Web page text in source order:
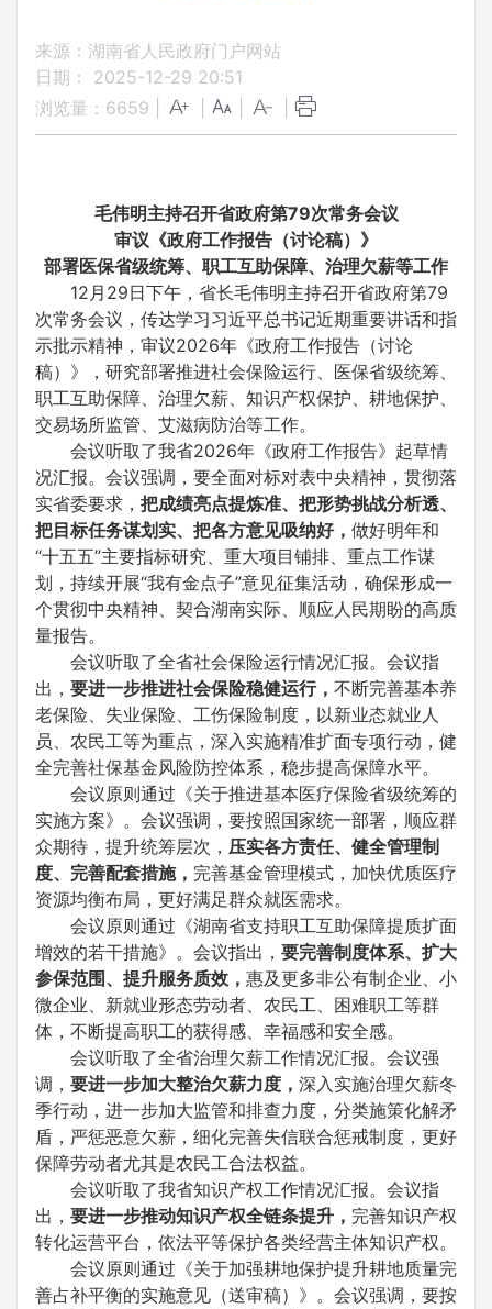
来源：湖南省人民政府门户网站
日期： 2025-12-29 20:51
浏览量： 6659
毛伟明主持召开省政府第79次常务会议
审议《政府工作报告（讨论稿）》
部署医保省级统筹、职工互助保障、治理欠薪等工作
12月29日下午，省长毛伟明主持召开省政府第79
次常务会议，传达学习习近平总书记近期重要讲话和指
示批示精神，审议2026年《政府工作报告（讨论
稿）》，研究部署推进社会保险运行、医保省级统筹、
职工互助保障、治理欠薪、知识产权保护、耕地保护、
交易场所监管、艾滋病防治等工作。
会议听取了我省2026年《政府工作报告》起草情
况汇报。会议强调，要全面对标对表中央精神，贯彻落
实省委要求， 把成绩亮点提炼准、把形势挑战分析透、
把目标任务谋划实、把各方意见吸纳好， 做好明年和
“十五五”主要指标研究、重大项目铺排、重点工作谋
划，持续开展“我有金点子”意见征集活动，确保形成一
个贯彻中央精神、契合湖南实际、顺应人民期盼的高质
量报告。
会议听取了全省社会保险运行情况汇报。会议指
出， 要进一步推进社会保险稳健运行， 不断完善基本养
老保险、失业保险、工伤保险制度，以新业态就业人
员、农民工等为重点，深入实施精准扩面专项行动，健
全完善社保基金风险防控体系，稳步提高保障水平。
会议原则通过《关于推进基本医疗保险省级统筹的
实施方案》。会议强调，要按照国家统一部署，顺应群
众期待，提升统筹层次， 压实各方责任、健全管理制
度、完善配套措施， 完善基金管理模式，加快优质医疗
资源均衡布局，更好满足群众就医需求。
会议原则通过《湖南省支持职工互助保障提质扩面
增效的若干措施》。会议指出， 要完善制度体系、扩大
参保范围、提升服务质效， 惠及更多非公有制企业、小
微企业、新就业形态劳动者、农民工、困难职工等群
体，不断提高职工的获得感、幸福感和安全感。
会议听取了全省治理欠薪工作情况汇报。会议强
调， 要进一步加大整治欠薪力度， 深入实施治理欠薪冬
季行动，进一步加大监管和排查力度，分类施策化解矛
盾，严惩恶意欠薪，细化完善失信联合惩戒制度，更好
保障劳动者尤其是农民工合法权益。
会议听取了我省知识产权工作情况汇报。会议指
出， 要进一步推动知识产权全链条提升， 完善知识产权
转化运营平台，依法平等保护各类经营主体知识产权。
会议原则通过《关于加强耕地保护提升耕地质量完
善占补平衡的实施意见（送审稿）》。会议强调，要按